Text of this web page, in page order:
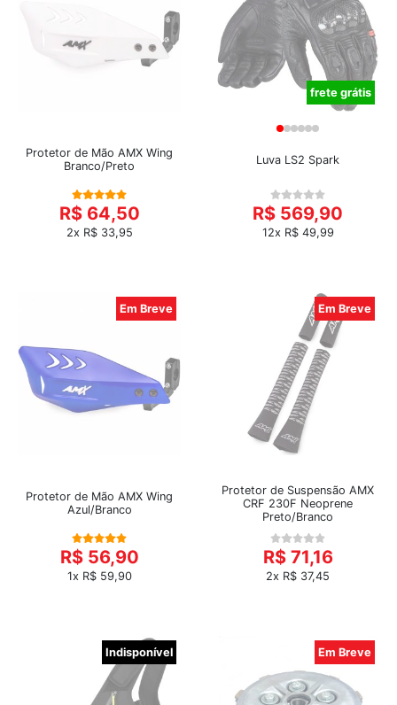
Protetor de Mão AMX Wing
Branco/Preto
R$ 64,50
2x R$ 33,95
frete grátis
Luva LS2 Spark
R$ 569,90
12x R$ 49,99
Em Breve
Protetor de Mão AMX Wing
Azul/Branco
R$ 56,90
1x R$ 59,90
Em Breve
Protetor de Suspensão AMX
CRF 230F Neoprene
Preto/Branco
R$ 71,16
2x R$ 37,45
Indisponível Em Breve